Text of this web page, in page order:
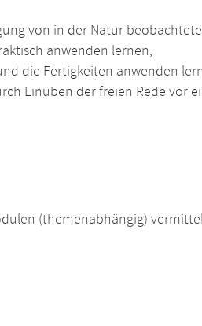
von in der Natur
anwenden lernen,
die Fertigkeiten anwenden
Einüben der freien Rede vor
(themenabhängig)